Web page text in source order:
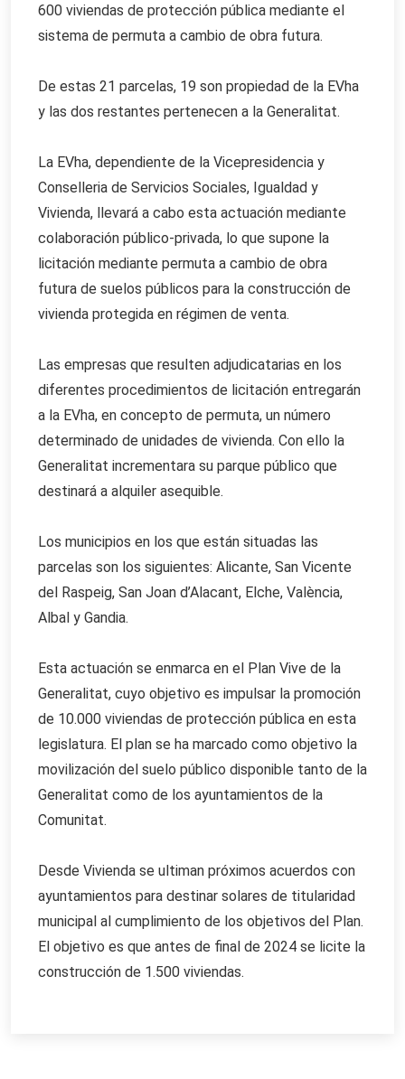
600 viviendas de protección pública mediante el
sistema de permuta a cambio de obra futura.
De estas 21 parcelas, 19 son propiedad de la EVha
y las dos restantes pertenecen a la Generalitat.
La EVha, dependiente de la Vicepresidencia y
Conselleria de Servicios Sociales, Igualdad y
Vivienda, llevará a cabo esta actuación mediante
colaboración público-privada, lo que supone la
licitación mediante permuta a cambio de obra
futura de suelos públicos para la construcción de
vivienda protegida en régimen de venta.
Las empresas que resulten adjudicatarias en los
diferentes procedimientos de licitación entregarán
a la EVha, en concepto de permuta, un número
determinado de unidades de vivienda. Con ello la
Generalitat incrementara su parque público que
destinará a alquiler asequible.
Los municipios en los que están situadas las
parcelas son los siguientes: Alicante, San Vicente
del Raspeig, San Joan d’Alacant, Elche, València,
Albal y Gandia.
Esta actuación se enmarca en el Plan Vive de la
Generalitat, cuyo objetivo es impulsar la promoción
de 10.000 viviendas de protección pública en esta
legislatura. El plan se ha marcado como objetivo la
movilización del suelo público disponible tanto de la
Generalitat como de los ayuntamientos de la
Comunitat.
Desde Vivienda se ultiman próximos acuerdos con
ayuntamientos para destinar solares de titularidad
municipal al cumplimiento de los objetivos del Plan.
El objetivo es que antes de final de 2024 se licite la
construcción de 1.500 viviendas.